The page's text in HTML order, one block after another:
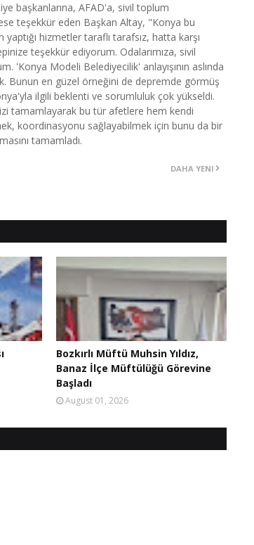
başkanlarına, AFAD'a, sivil toplum
teşekkür eden Başkan Altay, "Konya bu
hizmetler taraflı tarafsız, hatta karşı
teşekkür ediyorum. Odalarımıza, sivil
'Konya Modeli Belediyecilik' anlayışının aslında
Bunun en güzel örneğini de depremde görmüş
ilgili beklenti ve sorumluluk çok yükseldi.
tamamlayarak bu tür afetlere hem kendi
koordinasyonu sağlayabilmek için bunu da bir
tamamladı.
DAHA YENI
Bozkırlı Müftü Muhsin Yıldız,
Banaz İlçe Müftülüğü Görevine
Başladı
August 01, 2026